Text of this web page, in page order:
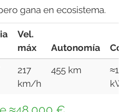
gana en ecosistema.
Vel.
máx
Autonomía
217
km/h
455 km